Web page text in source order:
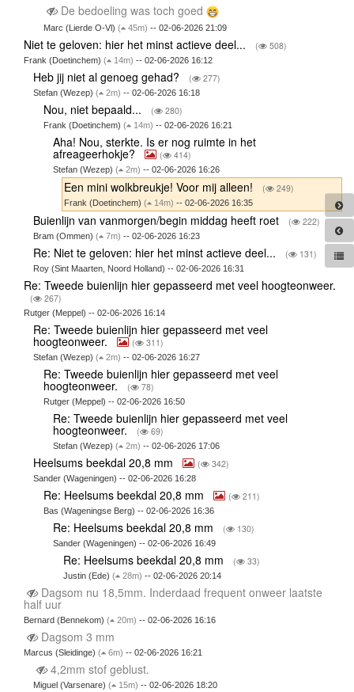
De bedoeling was toch goed
Marc (Lierde O-Vl) ( 45m) -- 02-06-2026 21:09
Niet te geloven: hier het minst actieve deel... ( 508)
Frank (Doetinchem) ( 14m) -- 02-06-2026 16:12
Heb jij niet al genoeg gehad? ( 277)
Stefan (Wezep)( 2m) -- 02-06-2026 16:18
Nou, niet bepaald... ( 280)
Frank (Doetinchem) ( 14m) -- 02-06-2026 16:21
Aha! Nou, sterkte. Is er nog ruimte in het
afreageerhokje? ( 414)
Stefan (Wezep)( 2m) -- 02-06-2026 16:26
Een mini wolkbreukje! Voor mij alleen! ( 249)
Frank (Doetinchem) ( 14m) -- 02-06-2026 16:35
Buienlijn van vanmorgen/begin middag heeft roet ( 222)
Bram (Ommen)( 7m) -- 02-06-2026 16:23
Re: Niet te geloven: hier het minst actieve deel... ( 131)
Roy (Sint Maarten, Noord Holland) -- 02-06-2026 16:31
Re: Tweede buienlijn hier gepasseerd met veel hoogteonweer.
( 267)
Rutger (Meppel) -- 02-06-2026 16:14
Re: Tweede buienlijn hier gepasseerd met veel
hoogteonweer. ( 311)
Stefan (Wezep)( 2m) -- 02-06-2026 16:27
Re: Tweede buienlijn hier gepasseerd met veel
hoogteonweer. ( 78)
Rutger (Meppel) -- 02-06-2026 16:50
Re: Tweede buienlijn hier gepasseerd met veel
hoogteonweer. ( 69)
Stefan (Wezep)( 2m) -- 02-06-2026 17:06
Heelsums beekdal 20,8 mm ( 342)
Sander (Wageningen) -- 02-06-2026 16:28
Re: Heelsums beekdal 20,8 mm ( 211)
Bas (Wageningse Berg) -- 02-06-2026 16:36
Re: Heelsums beekdal 20,8 mm ( 130)
Sander (Wageningen) -- 02-06-2026 16:49
Re: Heelsums beekdal 20,8 mm ( 33)
Justin (Ede) ( 28m) -- 02-06-2026 20:14
Dagsom nu 18,5mm. Inderdaad frequent onweer laatste
half uur
Bernard (Bennekom) ( 20m) -- 02-06-2026 16:16
Dagsom 3 mm
Marcus (Sleidinge) ( 6m) -- 02-06-2026 16:21
4,2mm stof geblust.
Miguel (Varsenare)( 15m) -- 02-06-2026 18:20